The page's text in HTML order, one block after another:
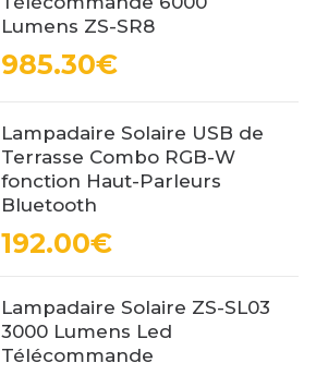
Lumens ZS-SR8
985.30€
Lampadaire Solaire USB de
Terrasse Combo RGB-W
fonction Haut-Parleurs
Bluetooth
192.00€
Lampadaire Solaire ZS-SL03
3000 Lumens Led
Télécommande